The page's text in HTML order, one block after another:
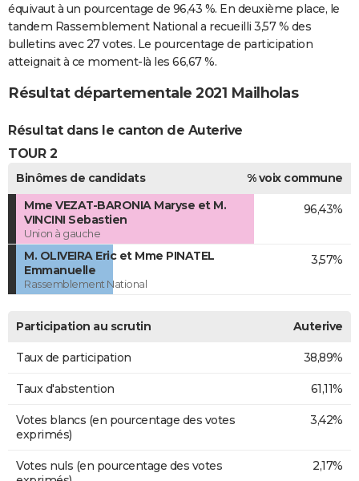
équivaut à un pourcentage de 96,43 %. En deuxième place, le
tandem Rassemblement National a recueilli 3,57 % des
bulletins avec 27 votes. Le pourcentage de participation
atteignait à ce moment-là les 66,67 %.
Résultat départementale 2021 Mailholas
Résultat dans le canton de Auterive
TOUR 2
Binômes de candidats
% voix commune
Mme VEZAT-BARONIA Maryse et M.
VINCINI Sebastien
Union à gauche
96,43%
M. OLIVEIRA Eric et Mme PINATEL
Emmanuelle
Rassemblement National
3,57%
Participation au scrutin Auterive
Taux de participation 38,89%
Taux d'abstention 61,11%
Votes blancs (en pourcentage des votes
exprimés)
3,42%
Votes nuls (en pourcentage des votes
2,17%